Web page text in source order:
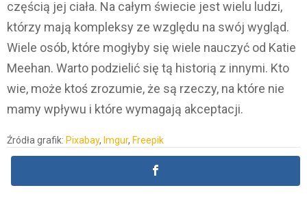
częścią jej ciała. Na całym świecie jest wielu ludzi,
którzy mają kompleksy ze względu na swój wygląd.
Wiele osób, które mogłyby się wiele nauczyć od Katie
Meehan. Warto podzielić się tą historią z innymi. Kto
wie, może ktoś zrozumie, że są rzeczy, na które nie
mamy wpływu i które wymagają akceptacji.
Źródła grafik: Pixabay, Imgur, Freepik